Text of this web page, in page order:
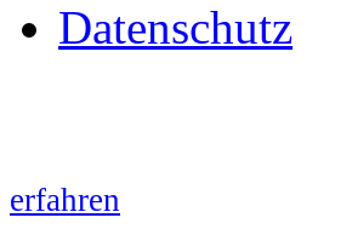
Datenschutz
erfahren